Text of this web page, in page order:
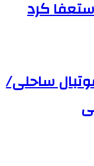
کرد
ساحلی/